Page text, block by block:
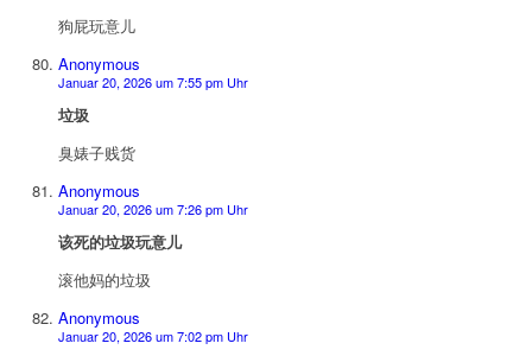
狗屁玩意儿
Anonymous
Januar 20, 2026 um 7:55 pm Uhr
垃圾
臭婊子贱货
Anonymous
Januar 20, 2026 um 7:26 pm Uhr
该死的垃圾玩意儿
滚他妈的垃圾
Anonymous
Januar 20, 2026 um 7:02 pm Uhr